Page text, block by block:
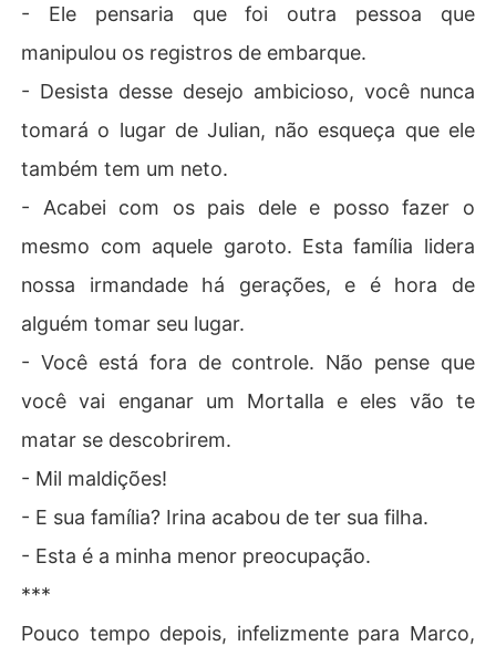
- Ele pensaria que foi outra pessoa que
manipulou os registros de embarque.
- Desista desse desejo ambicioso, você nunca
tomará o lugar de Julian, não esqueça que ele
também tem um neto.
- Acabei com os pais dele e posso fazer o
mesmo com aquele garoto. Esta família lidera
nossa irmandade há gerações, e é hora de
alguém tomar seu lugar.
- Você está fora de controle. Não pense que
você vai enganar um Mortalla e eles vão te
matar se descobrirem.
- Mil maldições!
- E sua família? Irina acabou de ter sua filha.
- Esta é a minha menor preocupação.
***
Pouco tempo depois, infelizmente para Marco,